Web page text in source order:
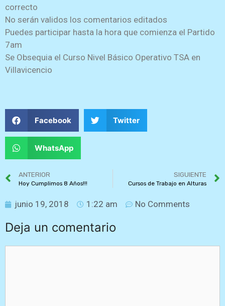
correcto
No serán validos los comentarios editados
Puedes participar hasta la hora que comienza el Partido
7am
Se Obsequia el Curso Nivel Básico Operativo TSA en
Villavicencio
Facebook Twitter
WhatsApp
ANTERIOR
Hoy Cumplimos 8 Años!!!
SIGUIENTE
Cursos de Trabajo en Alturas
junio 19, 2018 1:22 am No Comments
Deja un comentario